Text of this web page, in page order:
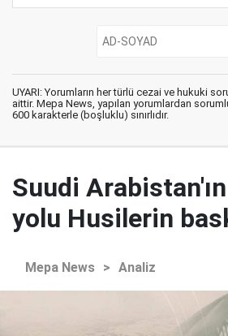
UYARI: Yorumların her türlü cezai ve hukuki
aittir. Mepa News, yapılan yorumlardan
600 karakterle (boşluklu) sınırlıdır.
Suudi
yolu Husilerin
Mepa News > Analiz